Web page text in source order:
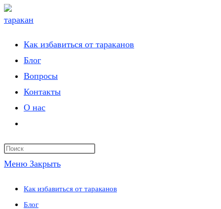
Перейти
содержимому
Как избавиться от тараканов
Блог
Вопросы
Контакты
О нас
по
веб-
сайту
Меню Закрыть
Как избавиться от тараканов
Блог